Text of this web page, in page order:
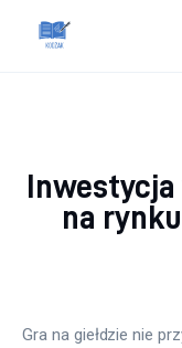
Zdrowie
na
Gra na giełdzie nie